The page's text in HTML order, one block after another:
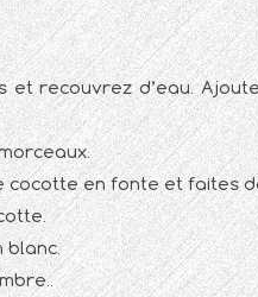
et recouvrez d’eau.
cocotte en fonte et faites
blanc.